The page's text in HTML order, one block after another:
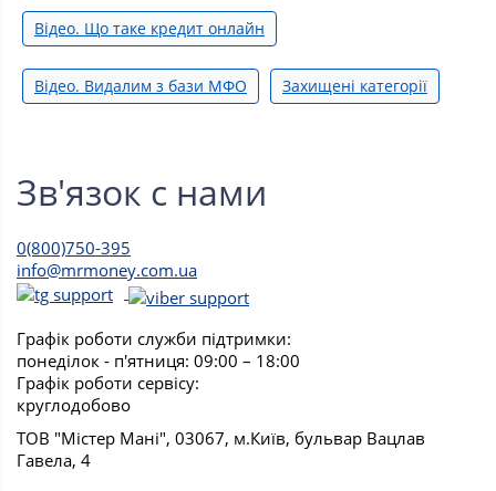
Відео. Що таке кредит онлайн
Відео. Видалим з бази МФО Захищені категорії
Зв'язок с нами
0(800)750-395
info@mrmoney.com.ua
Графік роботи служби підтримки:
понеділок - п'ятниця: 09:00 – 18:00
Графік роботи сервісу:
круглодобово
ТОВ "Містер Мані", 03067, м.Київ, бульвар Вацлав
Гавела, 4